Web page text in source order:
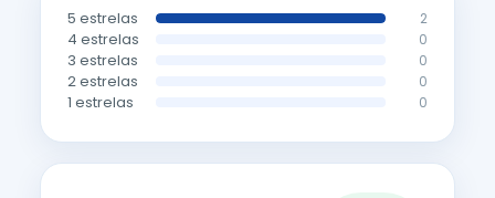
5 estrelas 2
4 estrelas 0
3 estrelas 0
2 estrelas 0
1 estrelas 0